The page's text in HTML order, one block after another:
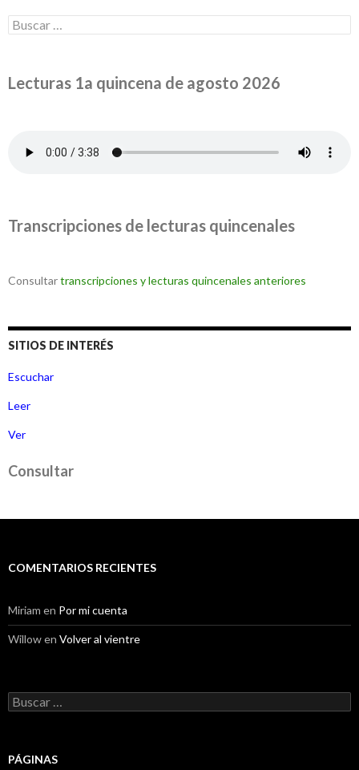
Buscar:
Lecturas 1a quincena de agosto 2026
Transcripciones de lecturas quincenales
Consultartranscripciones y lecturas quincenales anteriores
SITIOS DE INTERÉS
Escuchar
Leer
Ver
Consultar
COMENTARIOS RECIENTES
Miriam en Por mi cuenta
Willowen Volver al vientre
Buscar:
PÁGINAS